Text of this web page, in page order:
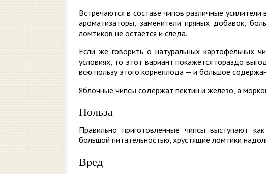
Встречаются в составе чипов различные усилители
ароматизаторы, заменители пряных добавок,
ломтиков не остаётся и следа.
Если же говорить о натуральных картофельных
условиях, то этот вариант покажется гораздо
всю пользу этого корнеплода — и большое
Яблочные чипсы содержат пектин и железо, а
Польза
Правильно приготовленные чипсы выступают
большой питательностью, хрустящие ломтики
Вред